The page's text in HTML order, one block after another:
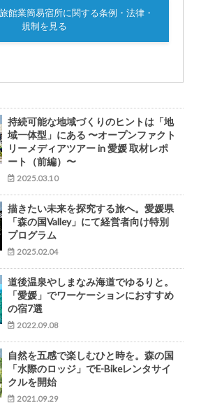
館業簡易宿所に関する条例・法律・
規制を見る
持続可能な地域づくりのヒントは「地
域一体型」にある 〜オープンファクト
リーメディアツアー in 愛媛 取材レポ
ート（前編）〜
2025.03.10
描きたい未来を探究する旅へ。愛媛県
「森の国Valley」にて経営者向け特別
プログラム
2025.02.04
道後温泉やしまなみ海道でゆるりと。
「愛媛」でワーケーションにおすすめ
の宿7選
2022.09.08
自然を五感で楽しむひと時を。森の国
「水際のロッジ」でE-Bikeレンタサイ
クルを開始
2021.09.29